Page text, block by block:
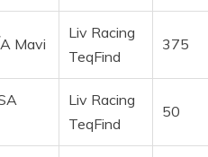
Mavi
Liv Racing
TeqFind
375
Liv Racing
TeqFind
50